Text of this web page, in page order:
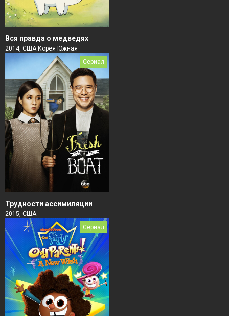
Вся правда о медведях
2014, США Корея Южная
Сериал
Трудности ассимиляции
2015, США
Сериал